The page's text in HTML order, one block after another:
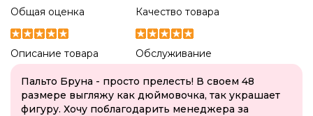
Общая оценка Качество товара
Описание товара Обслуживание
Пальто Бруна - просто прелесть! В своем 48
размере выгляжу как дюймовочка, так украшает
фигуру. Хочу поблагодарить менеджера за